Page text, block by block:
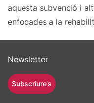
aquesta subvenció i
enfocades a la
Newsletter
Subscriure's